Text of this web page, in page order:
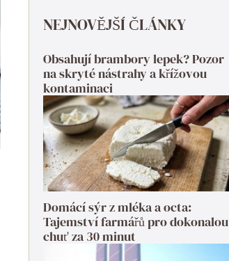
NEJNOVĚJŠÍ ČLÁNKY
Obsahují brambory lepek? Pozor
na skryté nástrahy a křížovou
kontaminaci
Domácí sýr z mléka a octa:
Tajemství farmářů pro dokonalou
chuť za 30 minut